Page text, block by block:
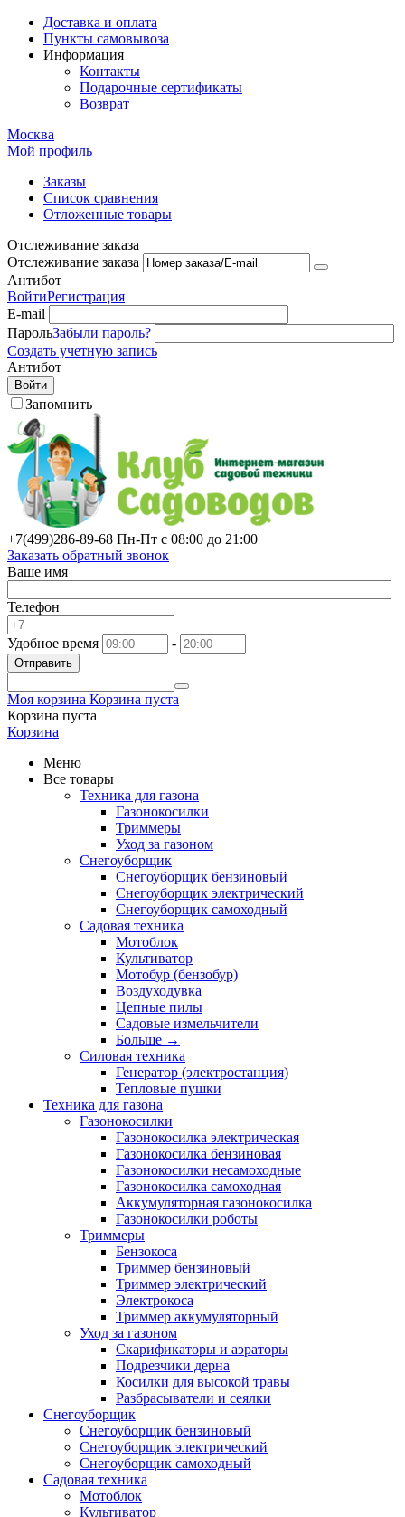
Доставка и оплата
Пункты самовывоза
Информация
Контакты
Подарочные сертификаты
Возврат
Москва
Мой профиль
Заказы
Список сравнения
Отложенные товары
Отслеживание заказа
Отслеживание заказа
Антибот
ВойтиРегистрация
E-mail
ПарольЗабыли пароль?
Создать учетную запись
Антибот
Войти
Запомнить
+7(499)286-89-68 Пн-Пт с 08:00 до 21:00
Заказать обратный звонок
Ваше имя
Телефон
Удобное время -
Отправить
Моя корзина Корзина пуста
Корзина пуста
Корзина
Меню
Все товары
Техника для газона
Газонокосилки
Триммеры
Уход за газоном
Снегоуборщик
Снегоуборщик бензиновый
Снегоуборщик электрический
Снегоуборщик самоходный
Садовая техника
Мотоблок
Культиватор
Мотобур (бензобур)
Воздуходувка
Цепные пилы
Садовые измельчители
Больше →
Силовая техника
Генератор (электростанция)
Тепловые пушки
Техника для газона
Газонокосилки
Газонокосилка электрическая
Газонокосилка бензиновая
Газонокосилки несамоходные
Газонокосилка самоходная
Аккумуляторная газонокосилка
Газонокосилки роботы
Триммеры
Бензокоса
Триммер бензиновый
Триммер электрический
Электрокоса
Триммер аккумуляторный
Уход за газоном
Скарификаторы и аэраторы
Подрезчики дерна
Косилки для высокой травы
Разбрасыватели и сеялки
Снегоуборщик
Снегоуборщик бензиновый
Снегоуборщик электрический
Снегоуборщик самоходный
Садовая техника
Мотоблок
Культиватор